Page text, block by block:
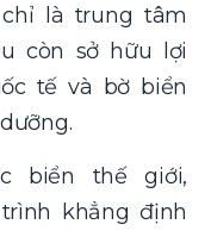
là trung tâm
còn sở hữu lợi
tế và bờ biển
biển thế giới,
khẳng định